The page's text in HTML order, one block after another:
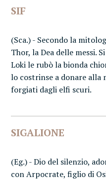
SIF
(Sca.) - Secondo la
Thor, la Dea delle messi.
Loki le rubò la bionda
lo costrinse a donare alla
forgiati dagli elfi scuri.
SIGALIONE
(Eg.) - Dio del silenzio,
con Arpocrate, figlio di